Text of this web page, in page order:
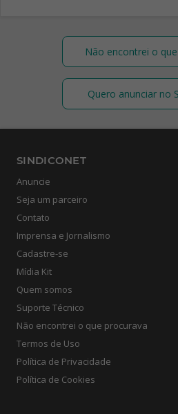
Não encontrei o
Quero anunciar no
SINDICONET
Anuncie
Seja um parceiro
Contato
Imprensa e Jornalismo
Cadastre-se
Mídia Kit
Quem somos
Suporte Técnico
Não encontrei o que procurava
Termos de Uso
Política de Privacidade
Política de Cookies